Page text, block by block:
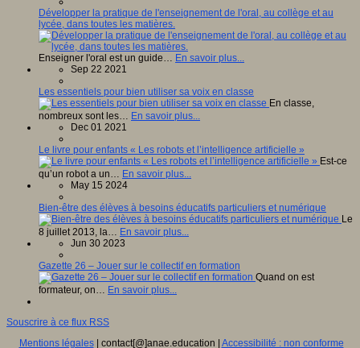
Développer la pratique de l'enseignement de l'oral, au collège et au
lycée, dans toutes les matières.
Enseigner l'oral est un guide… En savoir plus...
Sep 22 2021
Les essentiels pour bien utiliser sa voix en classe
En classe,
nombreux sont les… En savoir plus...
Dec 01 2021
Le livre pour enfants « Les robots et l’intelligence artificielle »
Est-ce
qu’un robot a un… En savoir plus...
May 15 2024
Bien-être des élèves à besoins éducatifs particuliers et numérique
Le
8 juillet 2013, la… En savoir plus...
Jun 30 2023
Gazette 26 – Jouer sur le collectif en formation
Quand on est
formateur, on… En savoir plus...
Souscrire à ce flux RSS
Mentions légales| contact[@]anae.education | Accessibilité : non conforme